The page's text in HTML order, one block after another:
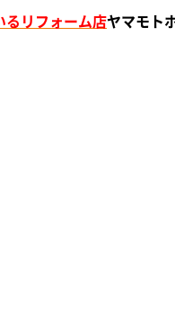
るリフォーム店ヤマモト